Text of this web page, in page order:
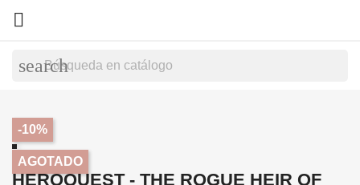

search
-10%
AGOTADO
HEROQUEST - THE ROGUE HEIR OF